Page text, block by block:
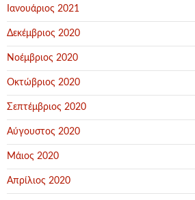
Ιανουάριος 2021
Δεκέμβριος 2020
Νοέμβριος 2020
Οκτώβριος 2020
Σεπτέμβριος 2020
Αύγουστος 2020
Μάιος 2020
Απρίλιος 2020